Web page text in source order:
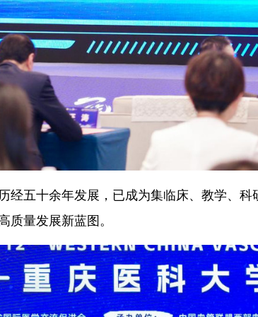
经五十余年发展，已成为集临床、教学、科
质量发展新蓝图。